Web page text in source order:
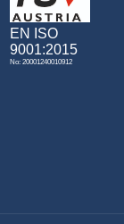
EN ISO
9001:2015
No: 20001240010912